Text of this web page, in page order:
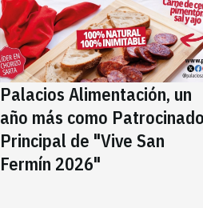
Palacios Alimentación, un
año más como
Principal de "Vive San
Fermín 2026"